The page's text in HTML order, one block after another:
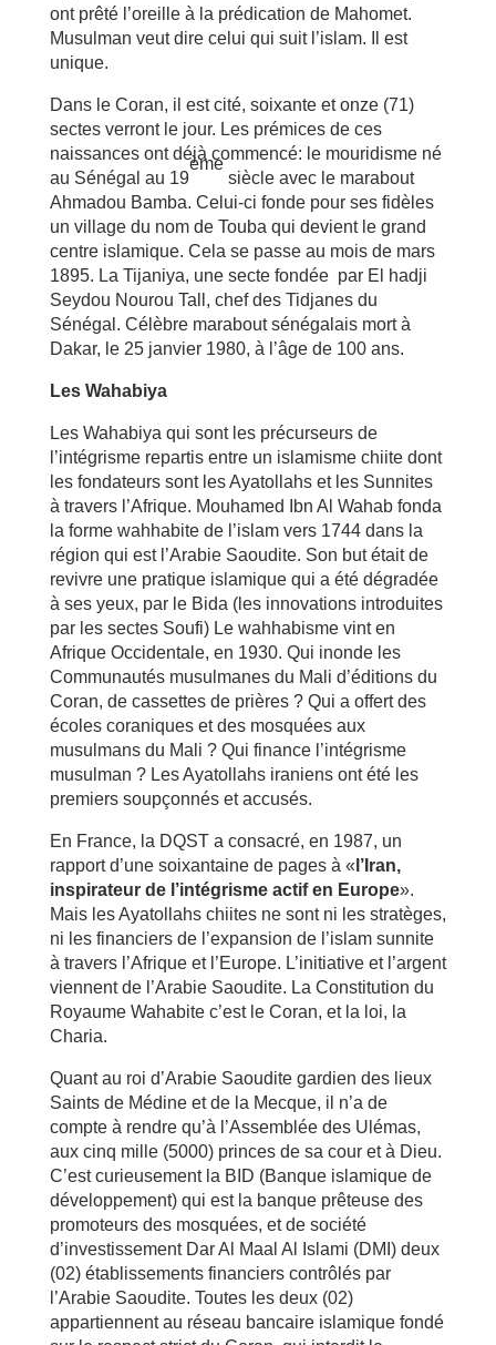
ont prêté l’oreille à la prédication de Mahomet.
Musulman veut dire celui qui suit l’islam. Il est
unique.
Dans le Coran, il est cité, soixante et onze (71)
sectes verront le jour. Les prémices de ces
naissances ont déjà commencé: le mouridisme né
au Sénégal au 19
ème
siècle avec le marabout
Ahmadou Bamba. Celui-ci fonde pour ses fidèles
un village du nom de Touba qui devient le grand
centre islamique. Cela se passe au mois de mars
1895. La Tijaniya, une secte fondée par El hadji
Seydou Nourou Tall, chef des Tidjanes du
Sénégal. Célèbre marabout sénégalais mort à
Dakar, le 25 janvier 1980, à l’âge de 100 ans.
Les Wahabiya
Les Wahabiya qui sont les précurseurs de
l’intégrisme repartis entre un islamisme chiite dont
les fondateurs sont les Ayatollahs et les Sunnites
à travers l’Afrique. Mouhamed Ibn Al Wahab fonda
la forme wahhabite de l’islam vers 1744 dans la
région qui est l’Arabie Saoudite. Son but était de
revivre une pratique islamique qui a été dégradée
à ses yeux, par le Bida (les innovations introduites
par les sectes Soufi) Le wahhabisme vint en
Afrique Occidentale, en 1930. Qui inonde les
Communautés musulmanes du Mali d’éditions du
Coran, de cassettes de prières ? Qui a offert des
écoles coraniques et des mosquées aux
musulmans du Mali ? Qui finance l’intégrisme
musulman ? Les Ayatollahs iraniens ont été les
premiers soupçonnés et accusés.
En France, la DQST a consacré, en 1987, un
rapport d’une soixantaine de pages à « l’Iran,
inspirateur de l’intégrisme actif en Europe».
Mais les Ayatollahs chiites ne sont ni les stratèges,
ni les financiers de l’expansion de l’islam sunnite
à travers l’Afrique et l’Europe. L’initiative et l’argent
viennent de l’Arabie Saoudite. La Constitution du
Royaume Wahabite c’est le Coran, et la loi, la
Charia.
Quant au roi d’Arabie Saoudite gardien des lieux
Saints de Médine et de la Mecque, il n’a de
compte à rendre qu’à l’Assemblée des Ulémas,
aux cinq mille (5000) princes de sa cour et à Dieu.
C’est curieusement la BID (Banque islamique de
développement) qui est la banque prêteuse des
promoteurs des mosquées, et de société
d’investissement Dar Al Maal Al Islami (DMI) deux
(02) établissements financiers contrôlés par
l’Arabie Saoudite. Toutes les deux (02)
appartiennent au réseau bancaire islamique fondé